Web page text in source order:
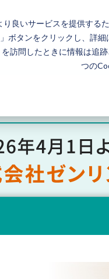
良いサービスを提供する
ボタンをクリックし、詳細
訪問したときに情報は追
つの